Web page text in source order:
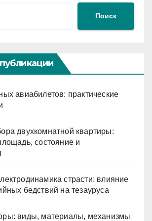
Поиск
авиабилетов: практические
двухкомнатной квартиры:
состояние и
страсти: влияние
бедствий на тезауруса
виды, материалы, механизмы